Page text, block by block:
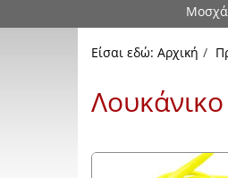
Είσαι εδώ: Αρχική
Λουκάνικο